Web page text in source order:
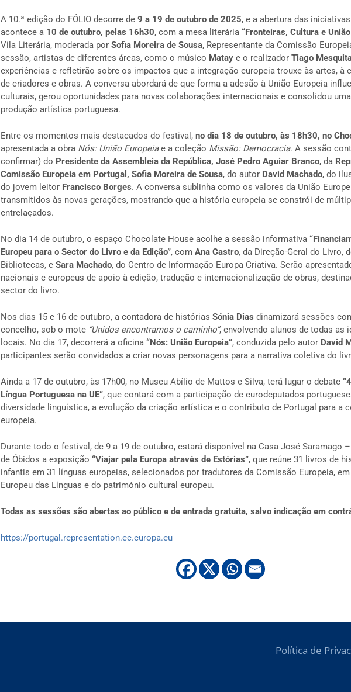
A 10.ª edição do FÓLIO decorre de9 a 19 de outubro de 2025, e a abertura das
acontece a 10 de outubro, pelas 16h30, com a mesa literária “Fronteiras, Cultura e
Vila Literária, moderada por Sofia Moreira de Sousa, Representante da Comissão
sessão, artistas de diferentes áreas, como o músico Mataye o realizador Tiago
experiências e refletirão sobre os impactos que a integração europeia trouxe às artes, à
de criadores e obras. A conversa abordará de que forma a adesão à União Europeia
culturais, gerou oportunidades para novas colaborações internacionais e consolidou
produção artística portuguesa.
Entre os momentos mais destacados do festival, no dia 18 de outubro, às 18h30, no
apresentada a obra Nós: União Europeiae a coleção Missão: Democracia. A sessão
confirmar) do Presidente da Assembleia da República, José Pedro Aguiar Branco, da
Comissão Europeia em Portugal, Sofia Moreira de Sousa, do autor David Machado, do
do jovem leitor Francisco Borges. A conversa sublinha como os valores da União
transmitidos às novas gerações, mostrando que a história europeia se constrói de
entrelaçados.
No dia 14 de outubro, o espaço Chocolate House acolhe a sessão informativa
Europeu para o Sector do Livro e da Edição”, com Ana Castro, da Direção-Geral do Livro,
Bibliotecas, e Sara Machado, do Centro de Informação Europa Criativa. Serão
nacionais e europeus de apoio à edição, tradução e internacionalização de obras,
sector do livro.
Nos dias 15 e 16 de outubro, a contadora de histórias Sónia Dias dinamizará sessões
concelho, sob o mote “Unidos encontramos o caminho”, envolvendo alunos de todas as
locais. No dia 17, decorrerá a oficina “Nós: União Europeia”, conduzida pelo autor David
participantes serão convidados a criar novas personagens para a narrativa coletiva do
Ainda a 17 de outubro, às 17h00, no Museu Abílio de Mattos e Silva, terá lugar o debate
Língua Portuguesa na UE”, que contará com a participação de eurodeputados
diversidade linguística, a evolução da criação artística e o contributo de Portugal para a
europeia.
Durante todo o festival, de 9 a 19 de outubro, estará disponível na Casa José Saramago
de Óbidos a exposição “Viajar pela Europa através de Estórias”, que reúne 31 livros de
infantis em 31 línguas europeias, selecionados por tradutores da Comissão Europeia,
Europeu das Línguas e do património cultural europeu.
Todas as sessões são abertas ao público e de entrada gratuita, salvo indicação em
https://portugal.representation.ec.europa.eu
Política de